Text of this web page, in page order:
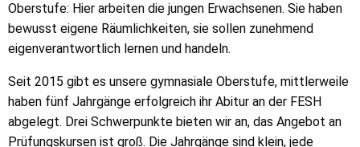
Oberstufe: Hier arbeiten die jungen Erwachsenen. Sie haben
bewusst eigene Räumlichkeiten, sie sollen zunehmend
eigenverantwortlich lernen und handeln.
Seit 2015 gibt es unsere gymnasiale Oberstufe, mittlerweile
haben fünf Jahrgänge erfolgreich ihr Abitur an der FESH
abgelegt. Drei Schwerpunkte bieten wir an, das Angebot an
Prüfungskursen ist groß. Die Jahrgänge sind klein, jede